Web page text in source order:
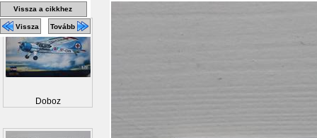
Vissza a cikkhez
Vissza Tovább
Doboz